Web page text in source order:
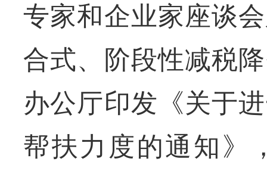
专家和企业家座谈
合式、阶段性减税
办公厅印发《关于
帮扶力度的通知》